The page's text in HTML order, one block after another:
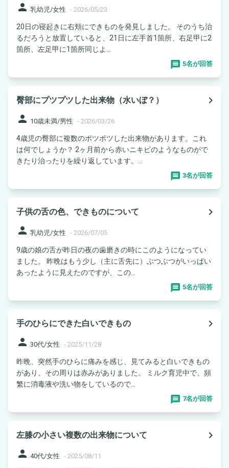
person 乳幼児/女性 - 2026/05/23
20日の寝起きに右頬にできものを発見しました。 そのうち治
るだろうと放置していると、21日に左手首1箇所、右足甲に2
箇所、左足甲に1箇所同じよ...
5名が回答
臀部にプツプツした出来物（水いぼ？）
navigate_next
person 10歳未満/男性 - 2026/03/26
4歳児の臀部に複数のポツポツした出来物があります。これ
は何でしょうか？ 2ヶ月前から赤いニキビのようなものがで
きたり治ったりを繰り返しています。...
3名が回答
子供の舌の色、できものについて
navigate_next
person 乳幼児/女性 - 2026/07/05
9歳の娘の舌が昨日の夜の歯磨きの時にこのようになってい
ました。 昨晩はもう少し（主に舌先に）ぶつぶつがいっぱい
あったように見えたのですが、この...
5名が回答
手のひらにできた白いできもの
navigate_next
person 30代/女性 - 2025/11/28
昨晩、突然手のひらに痛みを感じ、見てみると白いできもの
があり、その周りは赤みがありました。 ミルク育児中で、頻
繁に消毒液や洗い物をしているので...
7名が回答
左膝の小さい複数の出来物について
navigate_next
person 40代/女性 - 2025/08/11